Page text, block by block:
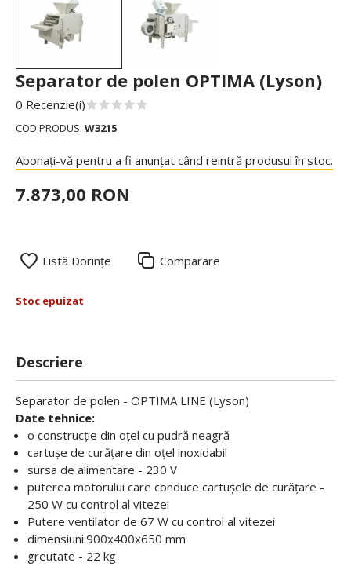
Separator de polen OPTIMA (Lyson)
0 Recenzie(i)
COD PRODUS: W3215
Abonați-vă pentru a fi anunțat când reintră produsul în stoc.
7.873,00 RON
Listă Dorințe Comparare
Stoc epuizat
Descriere
Separator de polen - OPTIMA LINE (Lyson)
Date tehnice:
o construcție din oțel cu pudră neagră
cartușe de curățare din oțel inoxidabil
sursa de alimentare - 230 V
puterea motorului care conduce cartușele de curățare -
250 W cu control al vitezei
Putere ventilator de 67 W cu control al vitezei
dimensiuni:900x400x650 mm
greutate - 22 kg